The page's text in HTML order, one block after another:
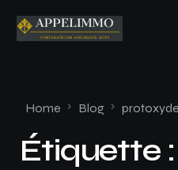
Home Blog
Étiquette :